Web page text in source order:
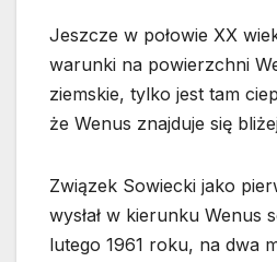
Jeszcze w połowie XX
warunki na powierzchni
ziemskie, tylko jest tam
że Wenus znajduje się
Związek Sowiecki jako
wysłał w kierunku Wenus
lutego 1961 roku, na dwa